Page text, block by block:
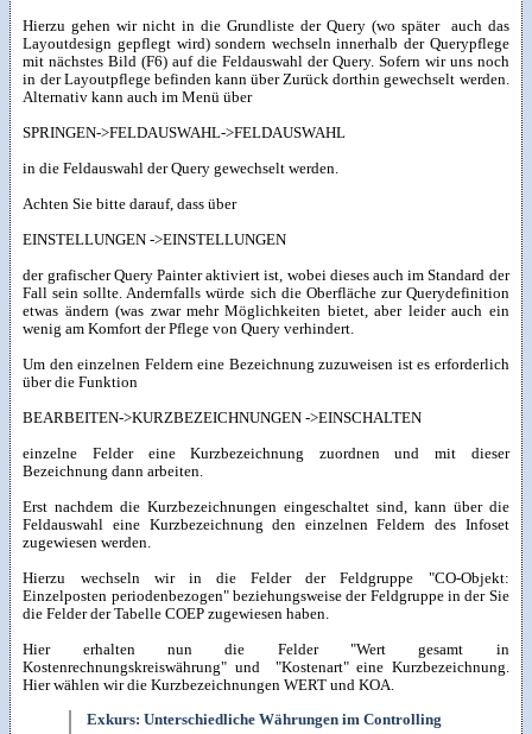
Hierzu gehen wir nicht in die Grundliste der Query (wo später auch das
Layoutdesign gepflegt wird) sondern wechseln innerhalb der Querypflege
mit nächstes Bild (F6) auf die Feldauswahl der Query. Sofern wir uns noch
in der Layoutpflege befinden kann über Zurück dorthin gewechselt werden.
Alternativ kann auch im Menü über
SPRINGEN->FELDAUSWAHL->FELDAUSWAHL
in die Feldauswahl der Query gewechselt werden.
Achten Sie bitte darauf, dass über
EINSTELLUNGEN ->EINSTELLUNGEN
der grafischer Query Painter aktiviert ist, wobei dieses auch im Standard der
Fall sein sollte. Andernfalls würde sich die Oberfläche zur Querydefinition
etwas ändern (was zwar mehr Möglichkeiten bietet, aber leider auch ein
wenig am Komfort der Pflege von Query verhindert.
Um den einzelnen Feldern eine Bezeichnung zuzuweisen ist es erforderlich
über die Funktion
BEARBEITEN->KURZBEZEICHNUNGEN ->EINSCHALTEN
einzelne Felder eine Kurzbezeichnung zuordnen und mit dieser
Bezeichnung dann arbeiten.
Erst nachdem die Kurzbezeichnungen eingeschaltet sind, kann über die
Feldauswahl eine Kurzbezeichnung den einzelnen Feldern des Infoset
zugewiesen werden.
Hierzu wechseln wir in die Felder der Feldgruppe "CO-Objekt:
Einzelposten periodenbezogen" beziehungsweise der Feldgruppe in der Sie
die Felder der Tabelle COEP zugewiesen haben.
Hier erhalten nun die Felder "Wert gesamt in
Kostenrechnungskreiswährung" und "Kostenart" eine Kurzbezeichnung.
Hier wählen wir die Kurzbezeichnungen WERT und KOA.
Exkurs: Unterschiedliche Währungen im Controlling